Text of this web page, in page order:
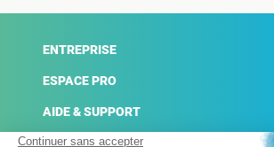
ENTREPRISE
ESPACE PRO
AIDE & SUPPORT
ACTUALITÉS